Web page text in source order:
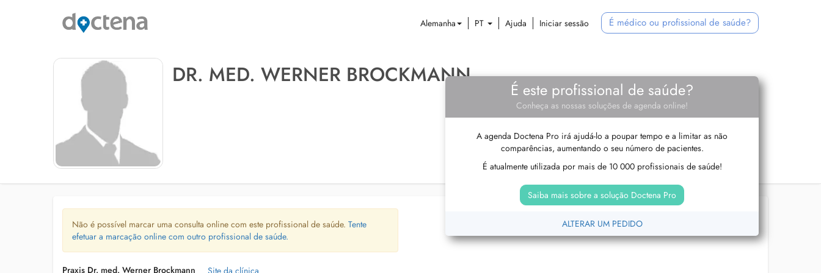
Alemanha PT Ajuda Iniciar sessão É médico ou profissional de saúde?
DR. MED. WERNER BROCKMANN
É este profissional de saúde?
Conheça as nossas soluções de agenda online!
A agenda Doctena Pro irá ajudá-lo a poupar tempo e a limitar as não
comparências, aumentando o seu número de pacientes.
É atualmente utilizada por mais de 10 000 profissionais de saúde!
Saiba mais sobre a solução Doctena Pro
ALTERAR UM PEDIDO
Não é possível marcar uma consulta online com este profissional de saúde. Tente
efetuar a marcação online com outro profissional de saúde.
Praxis Dr. med. Werner Brockmann Site da clínica